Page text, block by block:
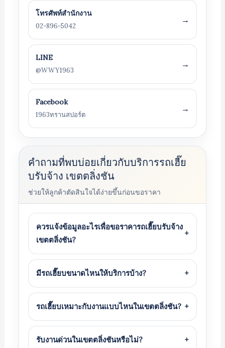
โทรศัพท์สำนักงาน
02-896-5042
→
LINE
@WWY1963
→
Facebook
1963ทรานสปอร์ต
→
คำถามที่พบบ่อยเกี่ยวกับบริการรถเฮี๊ย
บรับจ้าง เขตตลิ่งชัน
ช่วยให้ลูกค้าตัดสินใจได้ง่ายขึ้นก่อนขอราคา
ควรแจ้งข้อมูลอะไรเพื่อขอราคารถเฮี๊ยบรับจ้าง
เขตตลิ่งชัน?
+
มีรถเฮี๊ยบขนาดไหนให้บริการบ้าง? +
รถเฮี๊ยบเหมาะกับงานแบบไหนในเขตตลิ่งชัน? +
รับงานด่วนในเขตตลิ่งชันหรือไม่? +